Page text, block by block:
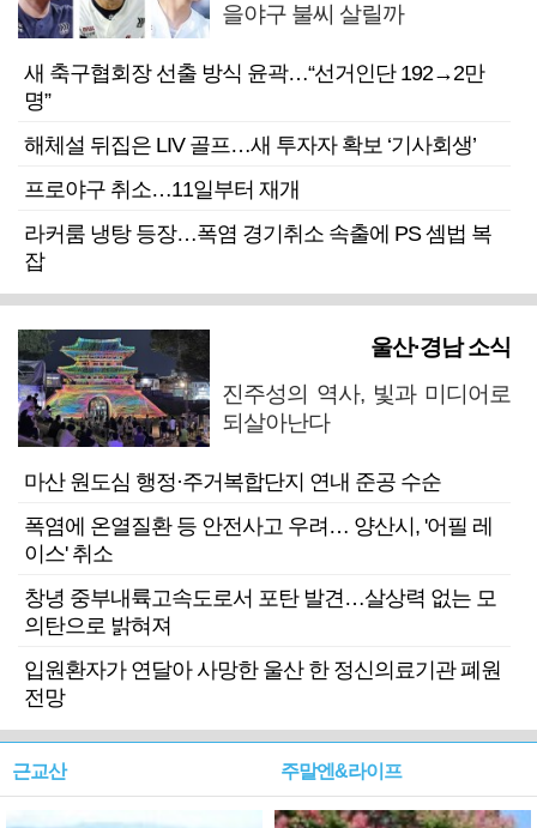
을야구 불씨 살릴까
새 축구협회장 선출 방식 윤곽…“선거인단 192→2만
명”
해체설 뒤집은 LIV 골프…새 투자자 확보 ‘기사회생’
프로야구 취소…11일부터 재개
라커룸 냉탕 등장…폭염 경기취소 속출에 PS 셈법 복
잡
울산·경남 소식
진주성의 역사, 빛과 미디어로
되살아난다
마산 원도심 행정·주거복합단지 연내 준공 수순
폭염에 온열질환 등 안전사고 우려… 양산시, '어필 레
이스' 취소
창녕 중부내륙고속도로서 포탄 발견…살상력 없는 모
의탄으로 밝혀져
입원환자가 연달아 사망한 울산 한 정신의료기관 폐원
전망
근교산 주말엔&라이프